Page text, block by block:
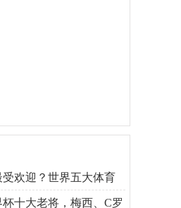
欢迎？世界五大体育
杯十大老将，梅西、C罗